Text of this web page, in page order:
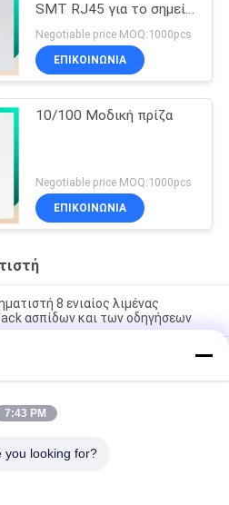
SMT RJ45 για το σημείο
εισόδου rmt-462a-12f6-
GY
Negotiable price MOQ:1000pcs
ΕΠΙΚΟΙΝΩΝΊΑ
10/100 Μοδική πρίζα
Negotiable price MOQ:1000pcs
ΕΠΙΚΟΙΝΩΝΊΑ
8 ενιαίος λιμένας
ασπίδων και των οδηγήσεων
1x1 χωρίς RMS-007a-08w6-
ενιαίος λιμένας Giga
επάνω σε ενσωματωμένο
7:43 PM
you looking for?